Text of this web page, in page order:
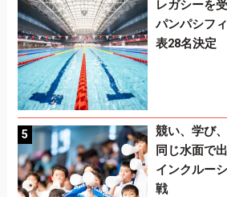
レガシーを
パンパシフ
表28名決定
競い、学び
同じ水面で
インクルー
戦